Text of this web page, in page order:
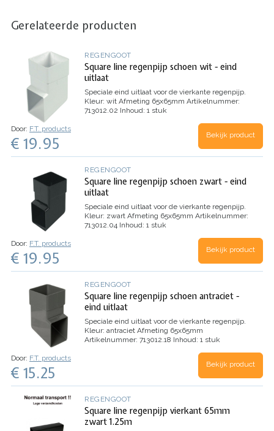
Gerelateerde producten
REGENGOOT
Square line regenpijp schoen wit - eind
uitlaat
Speciale eind uitlaat voor de vierkante regenpijp.
Kleur: wit Afmeting 65x65mm Artikelnummer:
713012.02 Inhoud: 1 stuk
Door: F.T. products
€ 19.95 Bekijk product
REGENGOOT
Square line regenpijp schoen zwart - eind
uitlaat
Speciale eind uitlaat voor de vierkante regenpijp.
Kleur: zwart Afmeting 65x65mm Artikelnummer:
713012.04 Inhoud: 1 stuk
Door: F.T. products
€ 19.95 Bekijk product
REGENGOOT
Square line regenpijp schoen antraciet -
eind uitlaat
Speciale eind uitlaat voor de vierkante regenpijp.
Kleur: antraciet Afmeting 65x65mm
Artikelnummer: 713012.18 Inhoud: 1 stuk
Door: F.T. products
€ 15.25 Bekijk product
REGENGOOT
Square line regenpijp vierkant 65mm
zwart 1.25m